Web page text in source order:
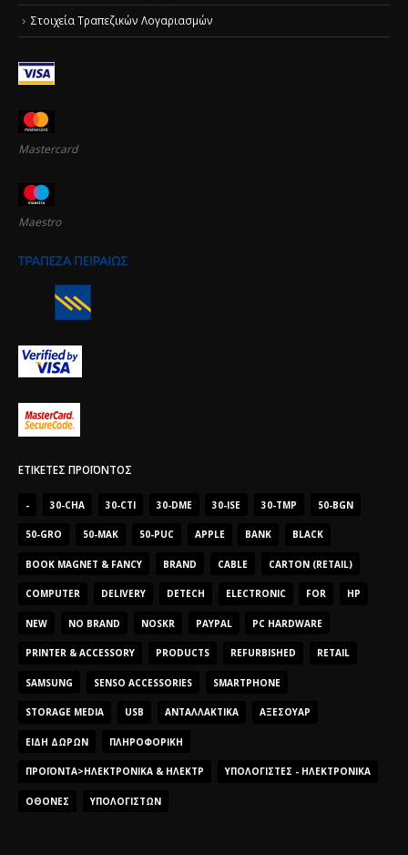
Στοιχεία Τραπεζικών Λογαριασμών
Mastercard
Maestro
ΕΤΙΚΈΤΕΣ ΠΡΟΪΌΝΤΟΣ
- 30-CHA 30-CTI 30-DME 30-ISE 30-TMP 50-BGN
50-GRO 50-MAK 50-PUC APPLE BANK BLACK
BOOK MAGNET & FANCY BRAND CABLE CARTON (RETAIL)
COMPUTER DELIVERY DETECH ELECTRONIC FOR HP
NEW NO BRAND NOSKR PAYPAL PC HARDWARE
PRINTER & ACCESSORY PRODUCTS REFURBISHED RETAIL
SAMSUNG SENSO ACCESSORIES SMARTPHONE
STORAGE MEDIA USB ΑΝΤΑΛΛΑΚΤΙΚΆ ΑΞΕΣΟΥΆΡ
ΕΊΔΗ ΔΏΡΩΝ ΠΛΗΡΟΦΟΡΙΚΉ
ΠΡΟΪΌΝΤΑ>ΗΛΕΚΤΡΟΝΙΚΆ & ΗΛΕΚΤΡ ΥΠΟΛΟΓΙΣΤΈΣ - ΗΛΕΚΤΡΟΝΙΚΆ
ΟΘΌΝΕΣ ΥΠΟΛΟΓΙΣΤΏΝ